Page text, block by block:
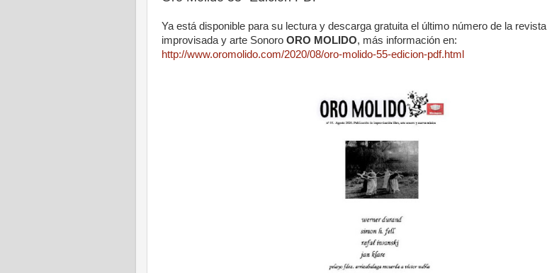
Ya está disponible para su lectura y descarga gratuita el último número de la
improvisada y arte Sonoro ORO MOLIDO, más información en:
http://www.oromolido.com/2020/08/oro-molido-55-edicion-pdf.html